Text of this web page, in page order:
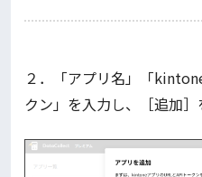
２．「アプリ名」「
クン」を入力し、［追加］